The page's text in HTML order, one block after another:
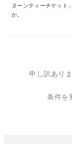
ヌーンティーチケット
か。
申し訳あり
条件を